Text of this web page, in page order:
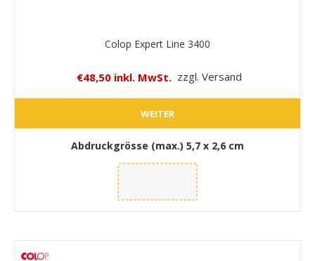
Colop Expert Line 3400
€48,50 inkl. MwSt. zzgl. Versand
WEITER
Abdruckgrösse (max.) 5,7 x 2,6 cm